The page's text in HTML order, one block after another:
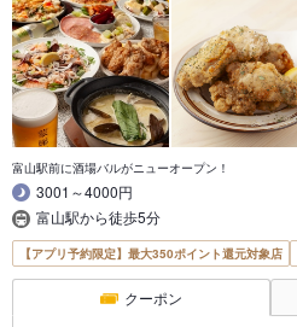
富山駅前に酒場バルがニューオープン！
3001～4000円
富山駅から徒歩5分
【アプリ予約限定】最大350ポイント還元対象店
クーポン